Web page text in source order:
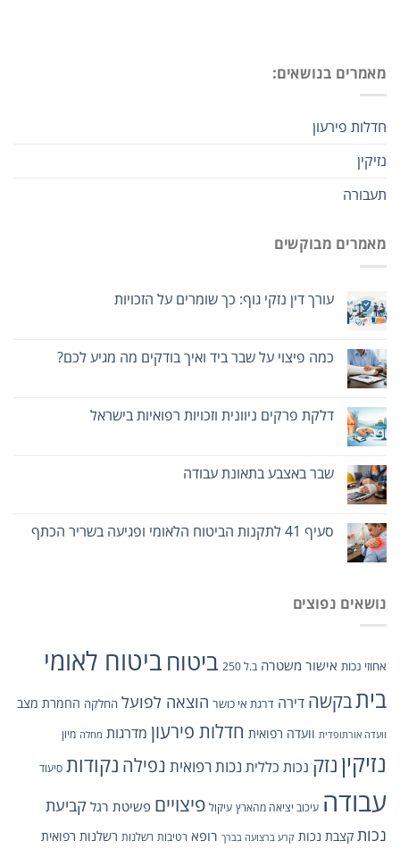
מאמרים בנושאים:
חדלות פירעון
נזיקין
תעבורה
מאמרים מבוקשים
עורך דין נזקי גוף: כך שומרים על הזכויות
כמה פיצוי על שבר ביד ואיך בודקים מה מגיע לכם?
דלקת פרקים ניוונית וזכויות רפואיות בישראל
שבר באצבע בתאונת עבודה
סעיף 41 לתקנות הביטוח הלאומי ופגיעה בשריר הכתף
נושאים נפוצים
אחוזי נכות אישור משטרה ב.ל 250 ביטוחביטוח לאומי
ביתבקשה דירה דרגת אי כושר הוצאה לפועל החלקה החמרת מצב
וועדה אורתופדית וועדה רפואית חדלות פירעון מדרגות מחלה מיון
נזיקיןנזק נכות כללית נכות רפואית נפילה נקודות סיעוד
עבודה עיכוב יציאה מהארץ עיקול פיצויים פשיטת רגל קביעת
נכות קצבת נכות קרע ברצועה בברך רופא רטיבות רשלנות רשלנות רפואית